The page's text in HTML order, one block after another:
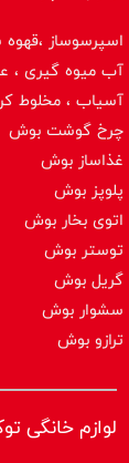
اسپرسوساز
آب میوه گیری ،
آسیاب ، مخلوط
چرخ گوشت بوش
غذاساز بوش
پلوپز بوش
اتوی بخار بوش
توستر بوش
گریل بوش
سشوار بوش
ترازو بوش
لوازم خانگی